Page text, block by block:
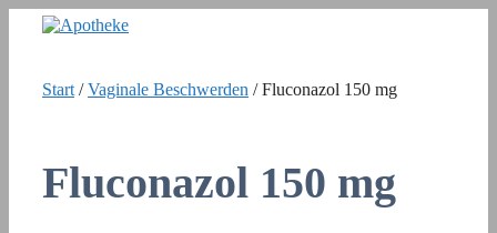
Inhalt
Start /Vaginale Beschwerden / Fluconazol 150 mg
Fluconazol 150 mg